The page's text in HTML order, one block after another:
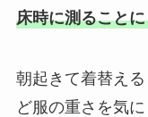
床時に測ること
朝起きて着替え
ど服の重さを気